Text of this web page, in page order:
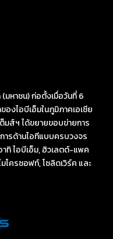
มหาชน) ก่อตั้งเมื่อวันที่ 6
องไอบีเอ็มในภูมิภาคเอเชีย
มส์ฯ ได้ขยายขอบข่ายการ
ารด้านไอทีแบบครบวงจร
ไอบีเอ็ม, ฮิวเลตต์-แพค
มโครซอฟท์, โซลิดเวิร์ค และ